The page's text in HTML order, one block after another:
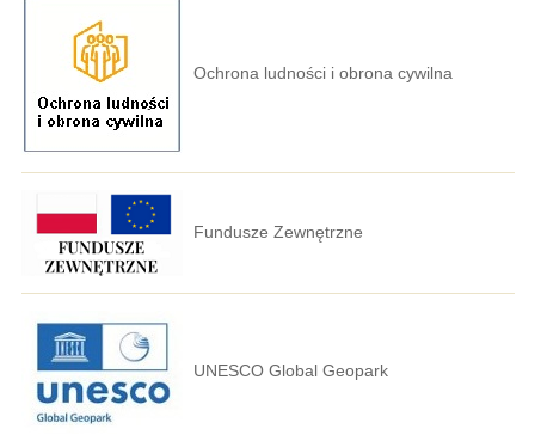
Ochrona ludności i obrona cywilna
Fundusze Zewnętrzne
UNESCO Global Geopark